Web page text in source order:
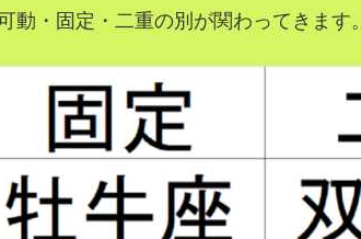
・固定・二重の別が関わってきます。